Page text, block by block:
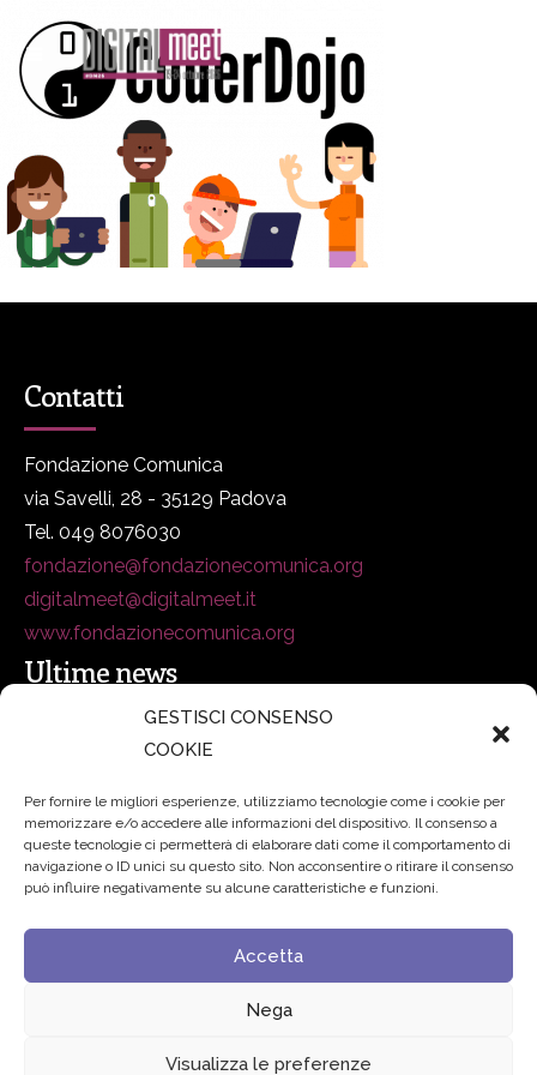
GESTISCI CONSENSO
COOKIE
Per fornire le migliori esperienze, utilizziamo tecnologie come i cookie per
memorizzare e/o accedere alle informazioni del dispositivo. Il consenso a
queste tecnologie ci permetterà di elaborare dati come il comportamento di
navigazione o ID unici su questo sito. Non acconsentire o ritirare il consenso
può influire negativamente su alcune caratteristiche e funzioni.
Accetta
Nega
Visualizza le preferenze
Contatti
Fondazione Comunica
via Savelli, 28 - 35129 Padova
Tel. 049 8076030
fondazione@fondazionecomunica.org
digitalmeet@digitalmeet.it
www.fondazionecomunica.org
Ultime news
secsolutionforum 2026: è Bologna la nuova capitale
Padre Benanti: «Intelligenza artificiale? Contro i nuovi
algoritmi del potere serve una governance condivisa»
Edvance – Digital Education Hub Higher Education